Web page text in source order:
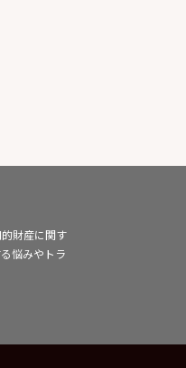
財産に関す
悩みやトラ